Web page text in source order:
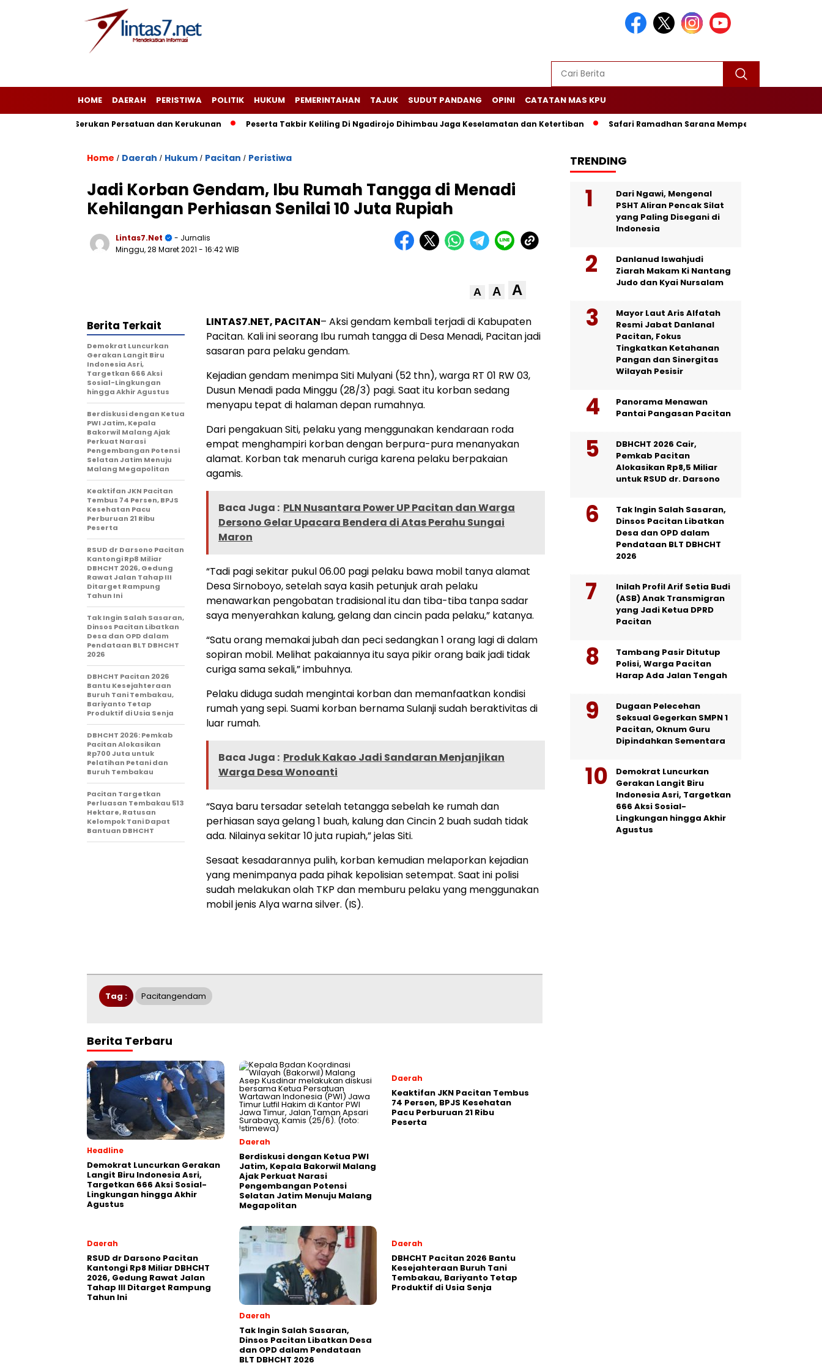
HOME DAERAH PERISTIWA POLITIK HUKUM PEMERINTAHAN TAJUK SUDUT PANDANG OPINI CATATAN MAS KPU
Ngadirojo Serukan Persatuan dan Kerukunan Peserta Takbir Keliling Di Ngadirojo Dihimbau Jaga Keselamatan dan Ketertiban Safari Ramadhan Sarana Mempererat Silaturrahmi
Home / Daerah / Hukum / Pacitan / Peristiwa
Jadi Korban Gendam, Ibu Rumah Tangga di Menadi
Kehilangan Perhiasan Senilai 10 Juta Rupiah
Lintas7.net
- Jurnalis
Minggu, 28 Maret 2021 - 16:42 WIB
A A A
LINTAS7.NET, PACITAN– Aksi gendam kembali terjadi di Kabupaten
Pacitan. Kali ini seorang Ibu rumah tangga di Desa Menadi, Pacitan jadi
sasaran para pelaku gendam.
Kejadian gendam menimpa Siti Mulyani (52 thn), warga RT 01 RW 03,
Dusun Menadi pada Minggu (28/3) pagi. Saat itu korban sedang
menyapu tepat di halaman depan rumahnya.
Dari pengakuan Siti, pelaku yang menggunakan kendaraan roda
empat menghampiri korban dengan berpura-pura menanyakan
alamat. Korban tak menaruh curiga karena pelaku berpakaian
agamis.
Baca Juga : PLN Nusantara Power UP Pacitan dan Warga
Dersono Gelar Upacara Bendera di Atas Perahu Sungai
Maron
“Tadi pagi sekitar pukul 06.00 pagi pelaku bawa mobil tanya alamat
Desa Sirnoboyo, setelah saya kasih petunjuk arah pelaku
menawarkan pengobatan tradisional itu dan tiba-tiba tanpa sadar
saya menyerahkan kalung, gelang dan cincin pada pelaku,” katanya.
“Satu orang memakai jubah dan peci sedangkan 1 orang lagi di dalam
sopiran mobil. Melihat pakaiannya itu saya pikir orang baik jadi tidak
curiga sama sekali,” imbuhnya.
Pelaku diduga sudah mengintai korban dan memanfaatkan kondisi
rumah yang sepi. Suami korban bernama Sulanji sudah beraktivitas di
luar rumah.
Baca Juga : Produk Kakao Jadi Sandaran Menjanjikan
Warga Desa Wonoanti
“Saya baru tersadar setelah tetangga sebelah ke rumah dan
perhiasan saya gelang 1 buah, kalung dan Cincin 2 buah sudah tidak
ada. Nilainya sekitar 10 juta rupiah,” jelas Siti.
Sesaat kesadarannya pulih, korban kemudian melaporkan kejadian
yang menimpanya pada pihak kepolisian setempat. Saat ini polisi
sudah melakukan olah TKP dan memburu pelaku yang menggunakan
mobil jenis Alya warna silver. (IS).
Berita Terkait
Demokrat Luncurkan
Gerakan Langit Biru
Indonesia Asri,
Targetkan 666 Aksi
Sosial-Lingkungan
hingga Akhir Agustus
Berdiskusi dengan Ketua
PWI Jatim, Kepala
Bakorwil Malang Ajak
Perkuat Narasi
Pengembangan Potensi
Selatan Jatim Menuju
Malang Megapolitan
Keaktifan JKN Pacitan
Tembus 74 Persen, BPJS
Kesehatan Pacu
Perburuan 21 Ribu
Peserta
RSUD dr Darsono Pacitan
Kantongi Rp8 Miliar
DBHCHT 2026, Gedung
Rawat Jalan Tahap III
Ditarget Rampung
Tahun Ini
Tak Ingin Salah Sasaran,
Dinsos Pacitan Libatkan
Desa dan OPD dalam
Pendataan BLT DBHCHT
2026
DBHCHT Pacitan 2026
Bantu Kesejahteraan
Buruh Tani Tembakau,
Bariyanto Tetap
Produktif di Usia Senja
DBHCHT 2026: Pemkab
Pacitan Alokasikan
Rp700 Juta untuk
Pelatihan Petani dan
Buruh Tembakau
Pacitan Targetkan
Perluasan Tembakau 513
Hektare, Ratusan
Kelompok Tani Dapat
Bantuan DBHCHT
Tag : Pacitangendam
Berita Terbaru
Headline
Demokrat Luncurkan Gerakan
Langit Biru Indonesia Asri,
Targetkan 666 Aksi Sosial-
Lingkungan hingga Akhir
Agustus
Daerah
Berdiskusi dengan Ketua PWI
Jatim, Kepala Bakorwil Malang
Ajak Perkuat Narasi
Pengembangan Potensi
Selatan Jatim Menuju Malang
Megapolitan
Daerah
Keaktifan JKN Pacitan Tembus
74 Persen, BPJS Kesehatan
Pacu Perburuan 21 Ribu
Peserta
Daerah
RSUD dr Darsono Pacitan
Kantongi Rp8 Miliar DBHCHT
2026, Gedung Rawat Jalan
Tahap III Ditarget Rampung
Tahun Ini
Daerah
Tak Ingin Salah Sasaran,
Dinsos Pacitan Libatkan Desa
dan OPD dalam Pendataan
BLT DBHCHT 2026
Daerah
DBHCHT Pacitan 2026 Bantu
Kesejahteraan Buruh Tani
Tembakau, Bariyanto Tetap
Produktif di Usia Senja
TRENDING
Dari Ngawi, Mengenal
PSHT Aliran Pencak Silat
yang Paling Disegani di
Indonesia
Danlanud Iswahjudi
Ziarah Makam Ki Nantang
Judo dan Kyai Nursalam
Mayor Laut Aris Alfatah
Resmi Jabat Danlanal
Pacitan, Fokus
Tingkatkan Ketahanan
Pangan dan Sinergitas
Wilayah Pesisir
Panorama Menawan
Pantai Pangasan Pacitan
DBHCHT 2026 Cair,
Pemkab Pacitan
Alokasikan Rp8,5 Miliar
untuk RSUD dr. Darsono
Tak Ingin Salah Sasaran,
Dinsos Pacitan Libatkan
Desa dan OPD dalam
Pendataan BLT DBHCHT
2026
Inilah Profil Arif Setia Budi
(ASB) Anak Transmigran
yang Jadi Ketua DPRD
Pacitan
Tambang Pasir Ditutup
Polisi, Warga Pacitan
Harap Ada Jalan Tengah
Dugaan Pelecehan
Seksual Gegerkan SMPN 1
Pacitan, Oknum Guru
Dipindahkan Sementara
Demokrat Luncurkan
Gerakan Langit Biru
Indonesia Asri, Targetkan
666 Aksi Sosial-
Lingkungan hingga Akhir
Agustus